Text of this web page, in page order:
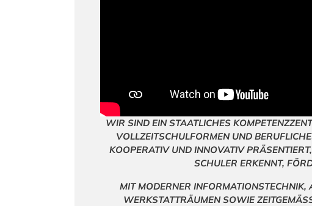
WIR SIND EIN STAATLICHES
VOLLZEITSCHULFORMEN UND
KOOPERATIV UND INNOVATIV
SCHULER ERKENNT,
MIT MODERNER
WERKSTATTRÄUMEN SOWIE